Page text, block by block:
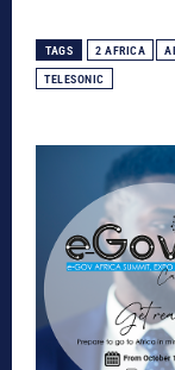
TAGS 2 AFRICA
TELESONIC